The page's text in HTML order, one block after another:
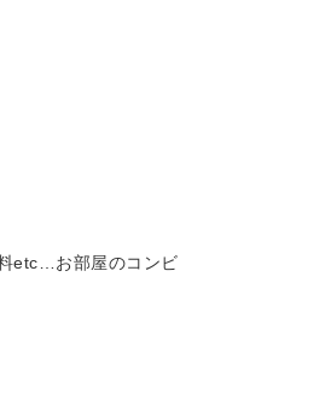
etc…お部屋のコンビ